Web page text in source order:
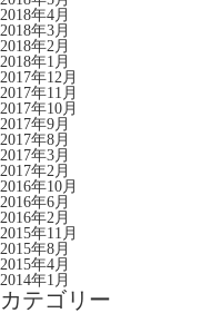
2018年4月
2018年3月
2018年2月
2018年1月
2017年12月
2017年11月
2017年10月
2017年9月
2017年8月
2017年3月
2017年2月
2016年10月
2016年6月
2016年2月
2015年11月
2015年8月
2015年4月
2014年1月
カテゴリー